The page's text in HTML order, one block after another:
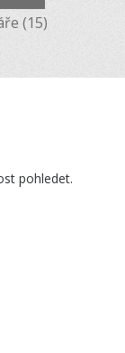
(15)
pohledet.